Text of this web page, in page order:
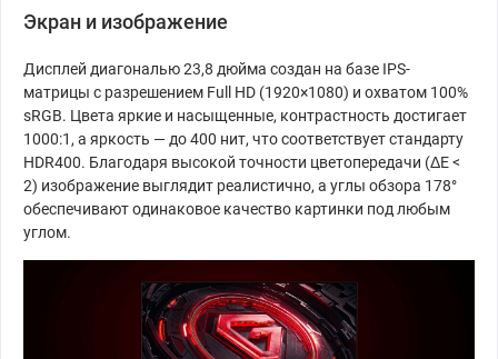
Экран и изображение
Дисплей диагональю 23,8 дюйма создан на базе IPS-
матрицы с разрешением Full HD (1920×1080) и охватом 100%
sRGB. Цвета яркие и насыщенные, контрастность достигает
1000:1, а яркость — до 400 нит, что соответствует стандарту
HDR400. Благодаря высокой точности цветопередачи (ΔE <
2) изображение выглядит реалистично, а углы обзора 178°
обеспечивают одинаковое качество картинки под любым
углом.